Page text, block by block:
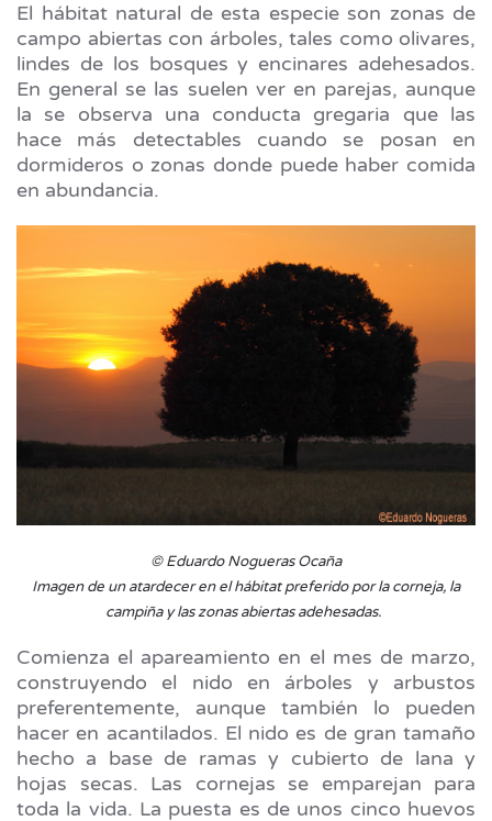
El hábitat natural de esta especie son zonas de
campo abiertas con árboles, tales como olivares,
lindes de los bosques y encinares adehesados.
En general se las suelen ver en parejas, aunque
la se observa una conducta gregaria que las
hace más detectables cuando se posan en
dormideros o zonas donde puede haber comida
en abundancia.
© Eduardo Nogueras Ocaña
Imagen de un atardecer en el hábitat preferido por la corneja, la
campiña y las zonas abiertas adehesadas.
Comienza el apareamiento en el mes de marzo,
construyendo el nido en árboles y arbustos
preferentemente, aunque también lo pueden
hacer en acantilados. El nido es de gran tamaño
hecho a base de ramas y cubierto de lana y
hojas secas. Las cornejas se emparejan para
toda la vida. La puesta es de unos cinco huevos